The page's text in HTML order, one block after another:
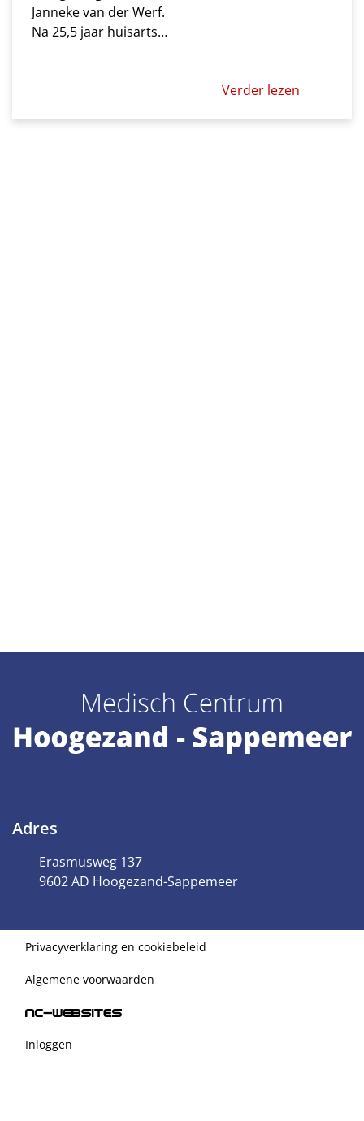
Janneke van der Werf.
Na 25,5 jaar huisarts…
Verder lezen
Adres
Erasmusweg 137
9602 AD Hoogezand-Sappemeer
Privacyverklaring en cookiebeleid
Algemene voorwaarden
Inloggen